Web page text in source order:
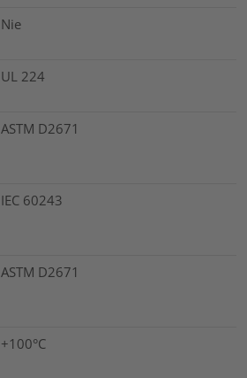
Nie
UL 224
ASTM D2671
IEC 60243
ASTM D2671
+100°C